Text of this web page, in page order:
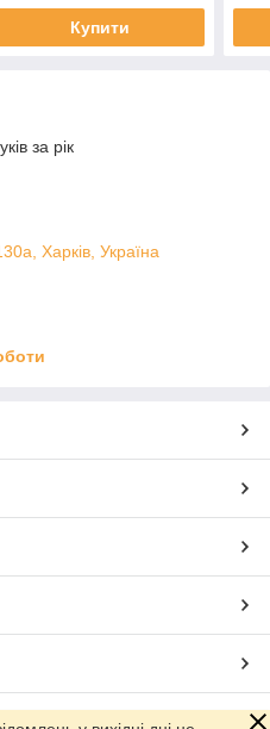
Купити
за рік
Харків, Україна
Prom.ua